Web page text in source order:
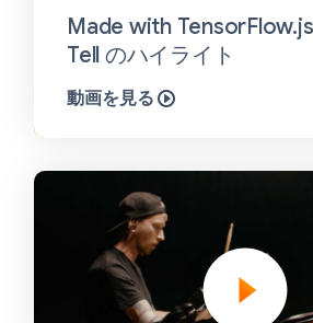
Made with
Tell のハイライト
動画を見る